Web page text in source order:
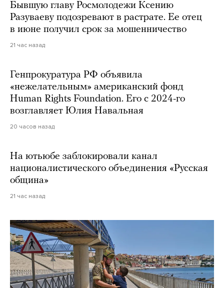
Бывшую главу Росмолодежи Ксению
Разуваеву подозревают в растрате. Ее отец
в июне получил срок за мошенничество
21 час назад
Генпрокуратура РФ объявила
«нежелательным» американский фонд
Human Rights Foundation. Его с 2024-го
возглавляет Юлия Навальная
20 часов назад
На ютьюбе заблокировали канал
националистического объединения «Русская
община»
21 час назад